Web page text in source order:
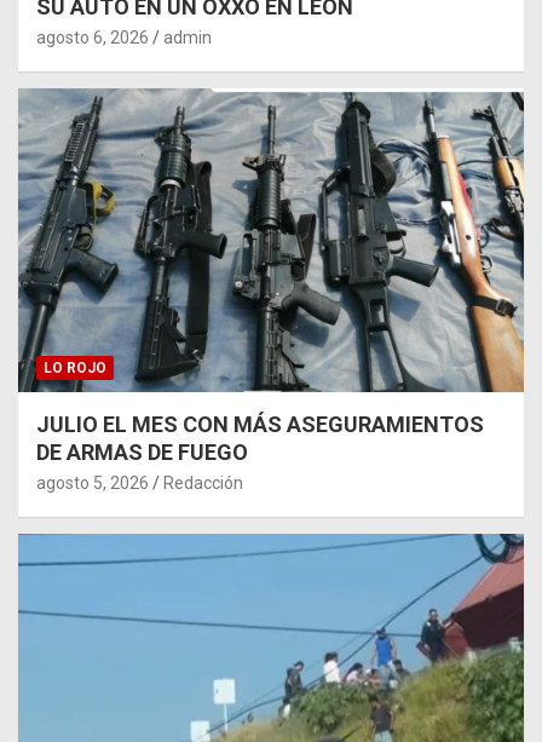
SU AUTO EN UN OXXO EN LEÓN
agosto 6, 2026 admin
LO ROJO
JULIO EL MES CON MÁS ASEGURAMIENTOS
DE ARMAS DE FUEGO
agosto 5, 2026 Redacción